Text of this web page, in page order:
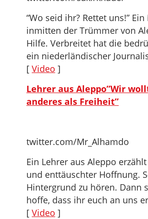
“Wo seid ihr? Rettet uns!”
inmitten der Trümmer von
Hilfe. Verbreitet hat die
ein niederländischer
[ Video ]
Lehrer aus Aleppo”Wir
anderes als Freiheit”
twitter.com/Mr_Alhamdo
Ein Lehrer aus Aleppo
und enttäuschter Hoffnung.
Hintergrund zu hören. Dann
hoffe, dass ihr euch an uns
[ Video ]